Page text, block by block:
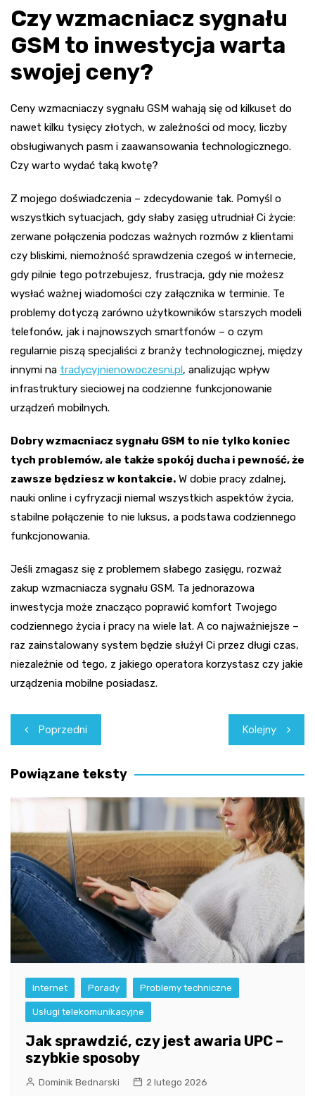
Czy wzmacniacz sygnału
GSM to inwestycja warta
swojej ceny?
Ceny wzmacniaczy sygnału GSM wahają się od kilkuset do
nawet kilku tysięcy złotych, w zależności od mocy, liczby
obsługiwanych pasm i zaawansowania technologicznego.
Czy warto wydać taką kwotę?
Z mojego doświadczenia – zdecydowanie tak. Pomyśl o
wszystkich sytuacjach, gdy słaby zasięg utrudniał Ci życie:
zerwane połączenia podczas ważnych rozmów z klientami
czy bliskimi, niemożność sprawdzenia czegoś w internecie,
gdy pilnie tego potrzebujesz, frustracja, gdy nie możesz
wysłać ważnej wiadomości czy załącznika w terminie. Te
problemy dotyczą zarówno użytkowników starszych modeli
telefonów, jak i najnowszych smartfonów – o czym
regularnie piszą specjaliści z branży technologicznej, między
innymi na tradycyjnienowoczesni.pl, analizując wpływ
infrastruktury sieciowej na codzienne funkcjonowanie
urządzeń mobilnych.
Dobry wzmacniacz sygnału GSM to nie tylko koniec
tych problemów, ale także spokój ducha i pewność, że
zawsze będziesz w kontakcie. W dobie pracy zdalnej,
nauki online i cyfryzacji niemal wszystkich aspektów życia,
stabilne połączenie to nie luksus, a podstawa codziennego
funkcjonowania.
Jeśli zmagasz się z problemem słabego zasięgu, rozważ
zakup wzmacniacza sygnału GSM. Ta jednorazowa
inwestycja może znacząco poprawić komfort Twojego
codziennego życia i pracy na wiele lat. A co najważniejsze –
raz zainstalowany system będzie służył Ci przez długi czas,
niezależnie od tego, z jakiego operatora korzystasz czy jakie
urządzenia mobilne posiadasz.
Nawigacja
wpisu
Poprzedni Kolejny
Powiązane teksty
Internet Porady Problemy techniczne
Usługi telekomunikacyjne
Jak sprawdzić, czy jest awaria UPC –
szybkie sposoby
Dominik Bednarski 2 lutego 2026